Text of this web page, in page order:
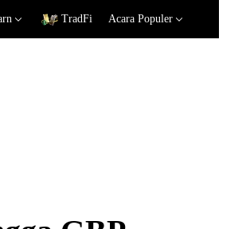
TradFi Acara Populer